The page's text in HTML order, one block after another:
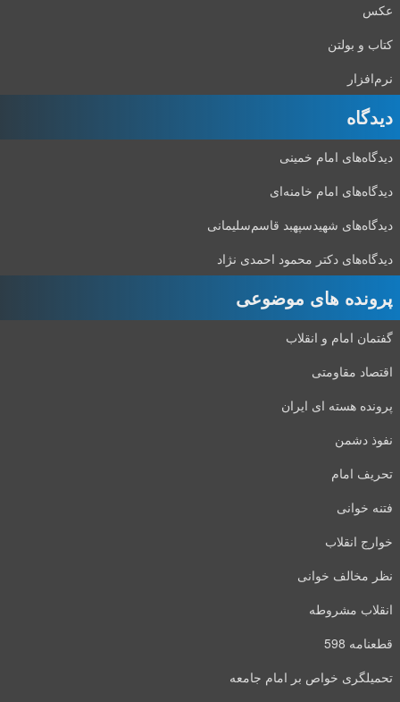
عکس
کتاب و بولتن
نرم‌افزار
دیدگاه‌
دیدگاه‌های امام خمینی
دیدگاه‌های امام خامنه‌ای
دیدگاه‌های شهید‌سپهبد قاسم‌سلیمانی
دیدگاه‌های دکتر محمود احمدی نژاد
پرونده های موضوعی
گفتمان امام و انقلاب
اقتصاد مقاومتی
پرونده هسته ای ایران
نفوذ دشمن
تحریف امام
فتنه خوانی
خوارج انقلاب
نظر مخالف خوانی
انقلاب مشروطه
قطعنامه 598
تحمیلگری خواص بر امام جامعه